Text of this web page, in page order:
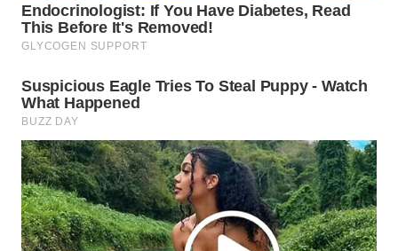
WN
SULSEL
WN
GORONTALO
WN
SULUT
WN
MALUKU